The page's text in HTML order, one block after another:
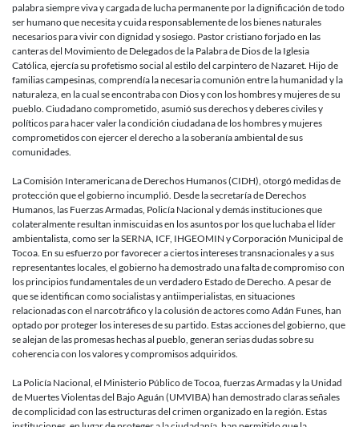
palabra siempre viva y cargada de lucha permanente por la dignificación de todo
ser humano que necesita y cuida responsablemente de los bienes naturales
necesarios para vivir con dignidad y sosiego. Pastor cristiano forjado en las
canteras del Movimiento de Delegados de la Palabra de Dios de la Iglesia
Católica, ejercía su profetismo social al estilo del carpintero de Nazaret. Hijo de
familias campesinas, comprendía la necesaria comunión entre la humanidad y la
naturaleza, en la cual se encontraba con Dios y con los hombres y mujeres de su
pueblo. Ciudadano comprometido, asumió sus derechos y deberes civiles y
políticos para hacer valer la condición ciudadana de los hombres y mujeres
comprometidos con ejercer el derecho a la soberanía ambiental de sus
comunidades.
La Comisión Interamericana de Derechos Humanos (CIDH), otorgó medidas de
protección que el gobierno incumplió. Desde la secretaría de Derechos
Humanos, las Fuerzas Armadas, Policía Nacional y demás instituciones que
colateralmente resultan inmiscuidas en los asuntos por los que luchaba el líder
ambientalista, como ser la SERNA, ICF, IHGEOMIN y Corporación Municipal de
Tocoa. En su esfuerzo por favorecer a ciertos intereses transnacionales y a sus
representantes locales, el gobierno ha demostrado una falta de compromiso con
los principios fundamentales de un verdadero Estado de Derecho. A pesar de
que se identifican como socialistas y antiimperialistas, en situaciones
relacionadas con el narcotráfico y la colusión de actores como Adán Funes, han
optado por proteger los intereses de su partido. Estas acciones del gobierno, que
se alejan de las promesas hechas al pueblo, generan serias dudas sobre su
coherencia con los valores y compromisos adquiridos.
La Policía Nacional, el Ministerio Público de Tocoa, fuerzas Armadas y la Unidad
de Muertes Violentas del Bajo Aguán (UMVIBA) han demostrado claras señales
de complicidad con las estructuras del crimen organizado en la región. Estas